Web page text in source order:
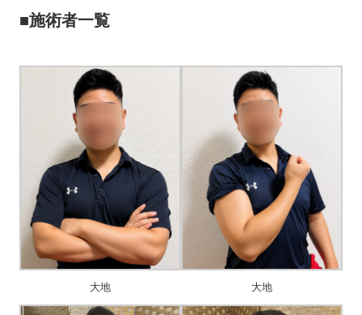
■施術者一覧
大地 大地